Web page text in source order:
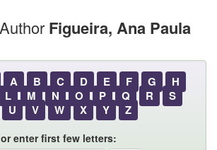
Figueira, Ana Paula
A B C D E F G
H
L M N O P Q R
S
U V W X Y Z
or enter first few letters: